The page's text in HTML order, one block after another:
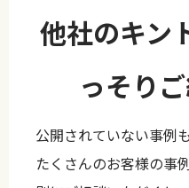
他社のキン
っそり
公開されていない事例
たくさんのお客様の事